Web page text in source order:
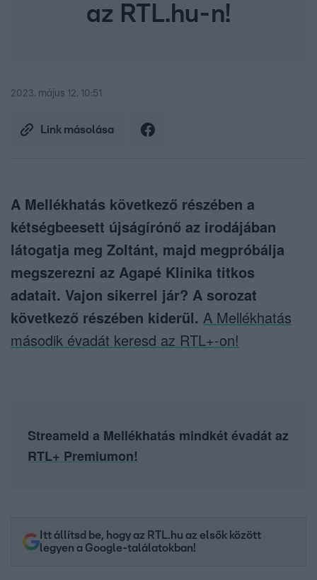
az RTL.hu-n!
2023. május 12. 10:51
Link másolása
A Mellékhatás következő részében a
kétségbeesett újságírónő az irodájában
látogatja meg Zoltánt, majd megpróbálja
megszerezni az Agapé Klinika titkos
adatait. Vajon sikerrel jár? A sorozat
következő részében kiderül. A Mellékhatás
második évadát keresd az RTL+-on!
Streameld a Mellékhatás mindkét évadát az
RTL+ Premiumon!
Itt állítsd be, hogy az RTL.hu az elsők között
legyen a Google-találatokban!